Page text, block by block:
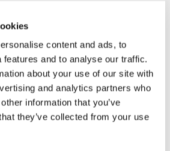
content and ads, to
features and to analyse our traffic.
about your use of our site with
and analytics partners who
information that you’ve
they’ve collected from your use
de pornografía infantil
atrapar criminales
electrónico no será publicada.